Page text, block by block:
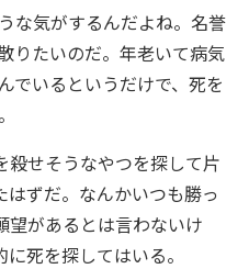
な気がするんだよね。名誉
りたいのだ。年老いて病気
でいるというだけで、死を
殺せそうなやつを探して片
はずだ。なんかいつも勝っ
望があるとは言わないけ
死を探してはいる。